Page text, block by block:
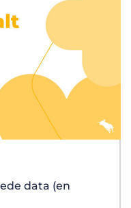
data (en